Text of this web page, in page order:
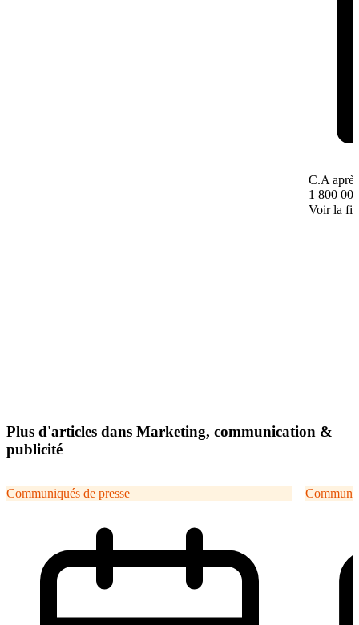
C.A
1 800
Voir la
Plus d'articles dans Marketing, communication &
publicité
Communiqués de presse